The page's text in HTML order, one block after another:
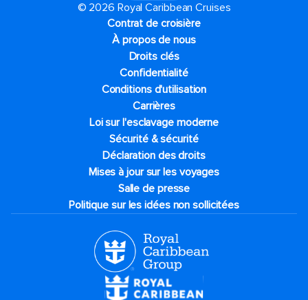
© 2026 Royal Caribbean Cruises
Contrat de croisière
À propos de nous
Droits clés
Confidentialité
Conditions d'utilisation
Carrières
Loi sur l'esclavage moderne
Sécurité & sécurité
Déclaration des droits
Mises à jour sur les voyages
Salle de presse
Politique sur les idées non sollicitées